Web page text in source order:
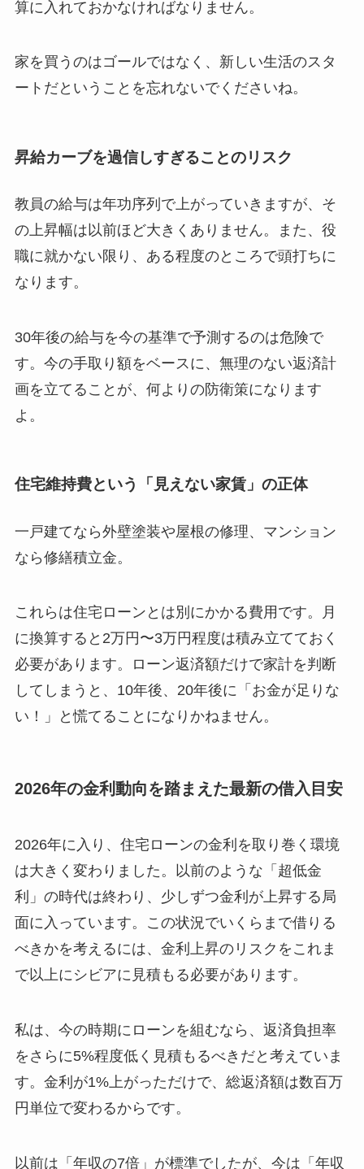
算に入れておかなければなりません。
家を買うのはゴールではなく、新しい生活のスタ
ートだということを忘れないでくださいね。
昇給カーブを過信しすぎることのリスク
教員の給与は年功序列で上がっていきますが、そ
の上昇幅は以前ほど大きくありません。また、役
職に就かない限り、ある程度のところで頭打ちに
なります。
30年後の給与を今の基準で予測するのは危険で
す。今の手取り額をベースに、無理のない返済計
画を立てることが、何よりの防衛策になります
よ。
住宅維持費という「見えない家賃」の正体
一戸建てなら外壁塗装や屋根の修理、マンション
なら修繕積立金。
これらは住宅ローンとは別にかかる費用です。月
に換算すると2万円〜3万円程度は積み立てておく
必要があります。ローン返済額だけで家計を判断
してしまうと、10年後、20年後に「お金が足りな
い！」と慌てることになりかねません。
2026年の金利動向を踏まえた最新の借入目安
2026年に入り、住宅ローンの金利を取り巻く環境
は大きく変わりました。以前のような「超低金
利」の時代は終わり、少しずつ金利が上昇する局
面に入っています。この状況でいくらまで借りる
べきかを考えるには、金利上昇のリスクをこれま
で以上にシビアに見積もる必要があります。
私は、今の時期にローンを組むなら、返済負担率
をさらに5%程度低く見積もるべきだと考えていま
す。金利が1%上がっただけで、総返済額は数百万
円単位で変わるからです。
以前は「年収の7倍」が標準でしたが、今は「年収